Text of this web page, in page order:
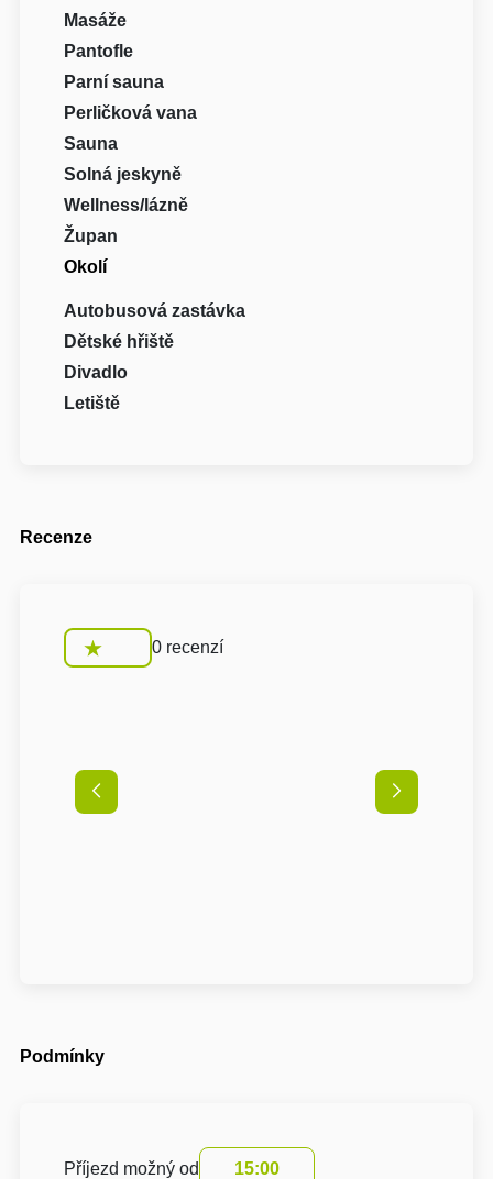
Masáže
Pantofle
Parní sauna
Perličková vana
Sauna
Solná jeskyně
Wellness/lázně
Župan
Okolí
Autobusová zastávka
Dětské hřiště
Divadlo
Letiště
Recenze
0 recenzí
Podmínky
Příjezd možný od 15:00